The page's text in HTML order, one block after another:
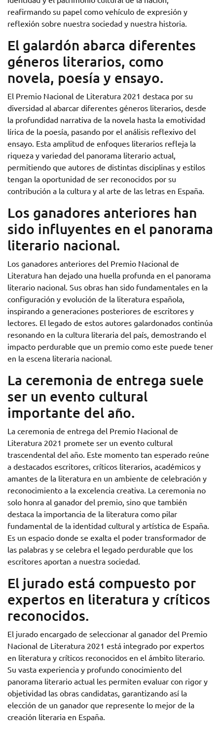
reafirmando su papel como vehículo de expresión y
reflexión sobre nuestra sociedad y nuestra historia.
El galardón abarca diferentes
géneros literarios, como
novela, poesía y ensayo.
El Premio Nacional de Literatura 2021 destaca por su
diversidad al abarcar diferentes géneros literarios, desde
la profundidad narrativa de la novela hasta la emotividad
lírica de la poesía, pasando por el análisis reflexivo del
ensayo. Esta amplitud de enfoques literarios refleja la
riqueza y variedad del panorama literario actual,
permitiendo que autores de distintas disciplinas y estilos
tengan la oportunidad de ser reconocidos por su
contribución a la cultura y al arte de las letras en España.
Los ganadores anteriores han
sido influyentes en el panorama
literario nacional.
Los ganadores anteriores del Premio Nacional de
Literatura han dejado una huella profunda en el panorama
literario nacional. Sus obras han sido fundamentales en la
configuración y evolución de la literatura española,
inspirando a generaciones posteriores de escritores y
lectores. El legado de estos autores galardonados continúa
resonando en la cultura literaria del país, demostrando el
impacto perdurable que un premio como este puede tener
en la escena literaria nacional.
La ceremonia de entrega suele
ser un evento cultural
importante del año.
La ceremonia de entrega del Premio Nacional de
Literatura 2021 promete ser un evento cultural
trascendental del año. Este momento tan esperado reúne
a destacados escritores, críticos literarios, académicos y
amantes de la literatura en un ambiente de celebración y
reconocimiento a la excelencia creativa. La ceremonia no
solo honra al ganador del premio, sino que también
destaca la importancia de la literatura como pilar
fundamental de la identidad cultural y artística de España.
Es un espacio donde se exalta el poder transformador de
las palabras y se celebra el legado perdurable que los
escritores aportan a nuestra sociedad.
El jurado está compuesto por
expertos en literatura y críticos
reconocidos.
El jurado encargado de seleccionar al ganador del Premio
Nacional de Literatura 2021 está integrado por expertos
en literatura y críticos reconocidos en el ámbito literario.
Su vasta experiencia y profundo conocimiento del
panorama literario actual les permiten evaluar con rigor y
objetividad las obras candidatas, garantizando así la
elección de un ganador que represente lo mejor de la
creación literaria en España.